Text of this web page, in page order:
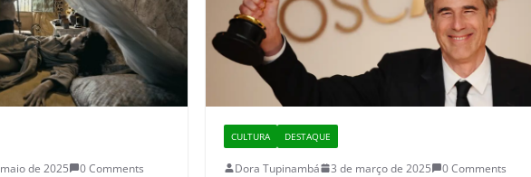
de 2025
0 Comments
CULTURA DESTAQUE
Dora Tupinambá 3 de março de 2025
0 Comments